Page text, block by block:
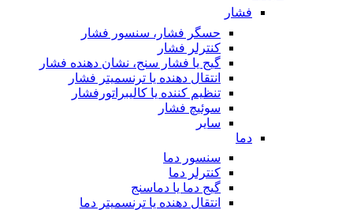
فشار
حسگر فشار، سنسور فشار
کنترلر فشار
گیج یا فشار سنج، نشان دهنده فشار
انتقال دهنده یا ترنسمیتر فشار
تنظیم کننده یا کالیبراتورفشار
سوئیچ فشار
سایر
دما
سنسور دما
کنترلر دما
گیج دما یا دماسنج
انتقال دهنده یا ترنسمیتر دما